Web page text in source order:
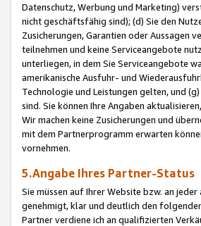
Datenschutz, Werbung und Marketing)
nicht geschäftsfähig sind); (d) Sie den
Zusicherungen, Garantien oder Aussagen
teilnehmen und keine Serviceangebote
unterliegen, in dem Sie Serviceangebote
amerikanische Ausfuhr- und
Technologie und Leistungen gelten, und
sind. Sie können Ihre Angaben
Wir machen keine Zusicherungen und
mit dem Partnerprogramm erwarten
vornehmen.
5.Angabe Ihres Partner-Status
Sie müssen auf Ihrer Website bzw. an
genehmigt, klar und deutlich den
Partner verdiene ich an qualifizierten